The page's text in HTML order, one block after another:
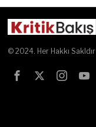
© 2024. Her Hakkı Sakldır